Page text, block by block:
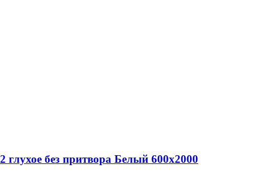
без притвора Белый 600х2000